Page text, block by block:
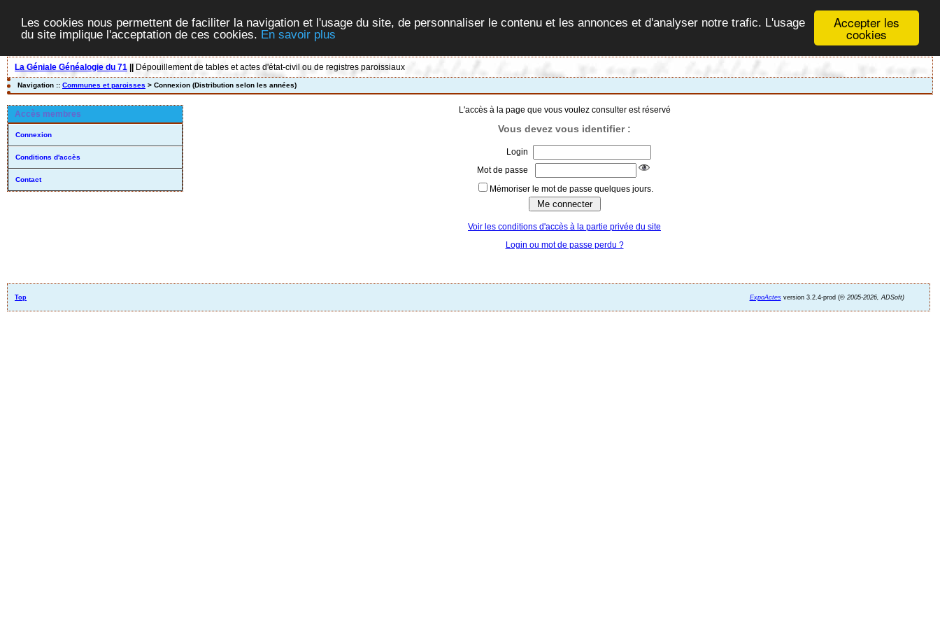
Accepter les
cookies
Les cookies nous permettent de faciliter la navigation et l'usage du site, de personnaliser le contenu et les annonces et d'analyser notre trafic. L'usage
du site implique l'acceptation de ces cookies. En savoir plus
La Géniale Généalogie du 71 Dépouillement de tables et actes d'état-civil ou de registres paroissiaux
Navigation :: Communes et paroisses > Connexion (Distribution selon les années)
Accès membres
Connexion
Conditions d'accès
Contact
L'accès à la page que vous voulez consulter est réservé
Vous devez vous identifier :
Login
Mot de passe
Mémoriser le mot de passe quelques jours.
Voir les conditions d'accès à la partie privée du site
Login ou mot de passe perdu ?
Top ExpoActesversion 3.2.4-prod (©2005-2026, ADSoft)